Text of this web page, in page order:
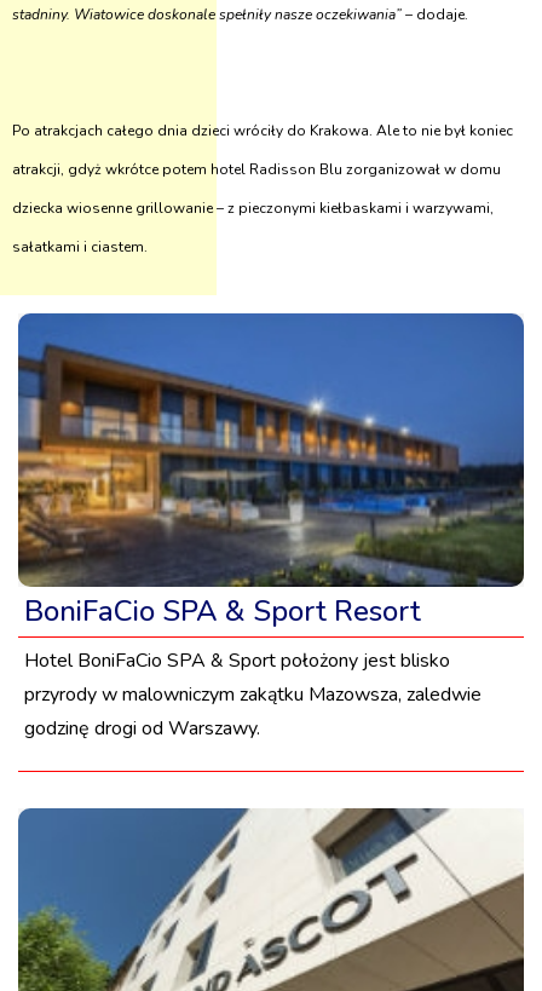
stadniny. Wiatowice doskonale spełniły nasze oczekiwania”– dodaje.
Po atrakcjach całego dnia dzieci wróciły do Krakowa. Ale to nie był koniec
atrakcji, gdyż wkrótce potem hotel Radisson Blu zorganizował w domu
dziecka wiosenne grillowanie – z pieczonymi kiełbaskami i warzywami,
sałatkami i ciastem.
BoniFaCio SPA & Sport Resort
Hotel BoniFaCio SPA & Sport położony jest blisko
przyrody w malowniczym zakątku Mazowsza, zaledwie
godzinę drogi od Warszawy.